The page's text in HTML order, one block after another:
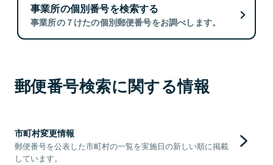
事業所の個別番号を検索する
事業所の７けたの個別郵便番号をお調べします。
郵便番号検索に関する情報
市町村変更情報
郵便番号を公表した市町村の一覧を実施日の新しい順に掲載
しています。